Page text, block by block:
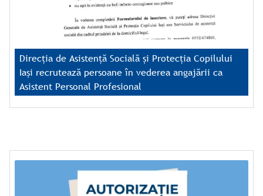
Direcția de Asistență Socială și Protecția Copilului
Iași recrutează persoane în vederea angajării ca
Asistent Personal Profesional